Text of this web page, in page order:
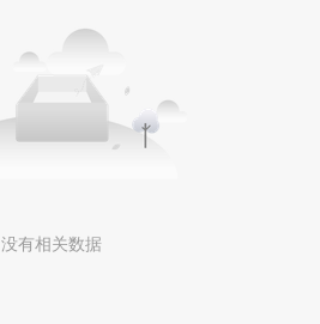
没有相关数据